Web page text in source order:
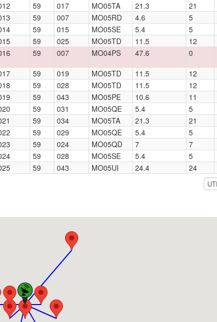
59 017 MO05TA 21.3
21
59 007 MO05RD 4.6
5
59 015 MO05SE 5.4
5
59 025 MO05TD 11.5
12
59 007 MO04PS 47.6 0
59 019 MO05TD 11.5
12
59 028 MO05TD 11.5
12
59 043 MO05PE 10.6
11
59 031 MO05QE 5.4
5
59 034 MO05TA 21.3
21
59 029 MO05QE 5.4
5
59 024 MO05QD 7
7
59 028 MO05SE 5.4
5
59 043 MO05UI 24.4 24